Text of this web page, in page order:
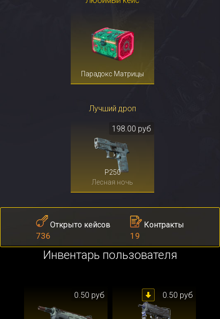
Парадокс Матрицы
Лучший дроп
P250
Лесная ночь
198.00 руб
Открыто кейсов
736
Контракты
19
Инвентарь пользователя
0.50 руб 0.50 руб